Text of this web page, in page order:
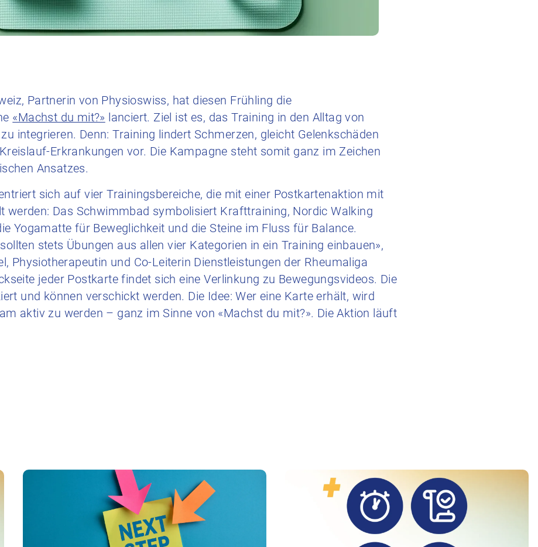
Partnerin von Physioswiss, hat diesen Frühling die
«Machst du mit?» lanciert. Ziel ist es, das Training in den Alltag von
integrieren. Denn: Training lindert Schmerzen, gleicht Gelenkschäden
Erkrankungen vor. Die Kampagne steht somit ganz im Zeichen
Ansatzes.
sich auf vier Trainingsbereiche, die mit einer Postkartenaktion mit
werden: Das Schwimmbad symbolisiert Krafttraining, Nordic Walking
Yogamatte für Beweglichkeit und die Steine im Fluss für Balance.
stets Übungen aus allen vier Kategorien in ein Training einbauen»,
Physiotherapeutin und Co-Leiterin Dienstleistungen der Rheumaliga
jeder Postkarte findet sich eine Verlinkung zu Bewegungsvideos. Die
und können verschickt werden. Die Idee: Wer eine Karte erhält, wird
aktiv zu werden – ganz im Sinne von «Machst du mit?». Die Aktion läuft
zur Anpassung der Vergütung im UV-/MV-/IV-Bereich
Zum Beitrag IG Grosspraxen nimmt Fahrt auf Zum Beitrag Monitoring UV/MV/IV: Positive